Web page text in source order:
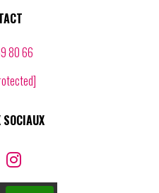
80 66
SOCIAUX
